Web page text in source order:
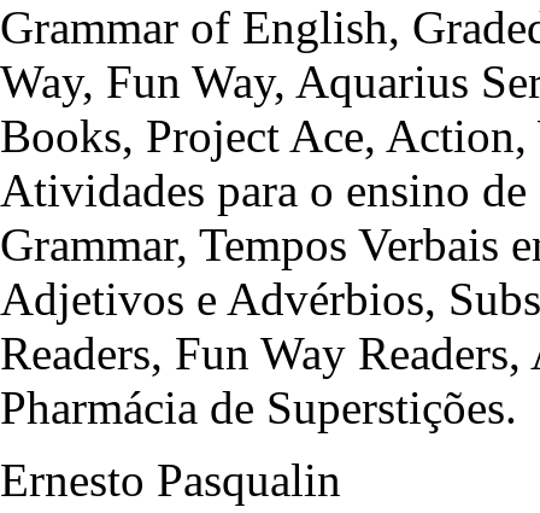
Grammar of English,
Way, Fun Way, Aquarius
Books, Project Ace, Action,
Atividades para o ensino
Grammar, Tempos Verbais
Adjetivos e Advérbios,
Readers, Fun Way
Pharmácia de Superstições.
Ernesto Pasqualin